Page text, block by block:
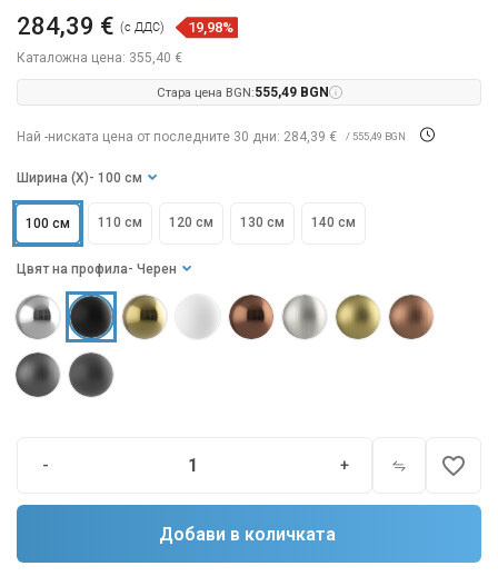
Каталожна цена: 355,40 €
284,39 € (с ДДС) 19,98%
Стара цена BGN:555,49 BGN
Най -ниската цена от последните 30 дни: 284,39 € / 555,49 BGN
Цвят на профила - Черен
Ширина (X) - 100 см
100 см 110 см 120 см 130 см 140 см
- + favorite_border
Добави в количката